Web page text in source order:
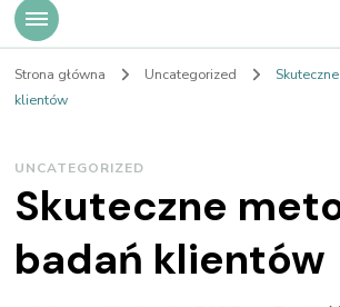
Strona główna Uncategorized
klientów
UNCATEGORIZED
Skuteczne
badań klientów